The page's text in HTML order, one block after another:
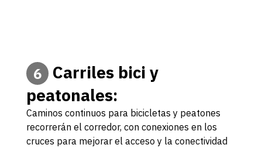
6
Carriles bici y
peatonales:
Caminos continuos para bicicletas y peatones
recorrerán el corredor, con conexiones en los
cruces para mejorar el acceso y la conectividad